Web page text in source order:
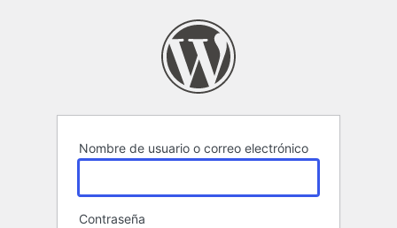
Nombre de usuario o correo electrónico
Contraseña